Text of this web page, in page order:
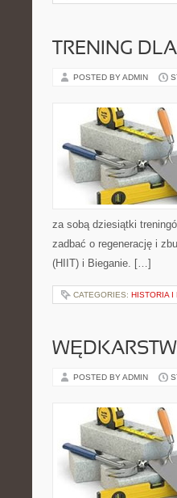
TRENING
POSTED BY ADMIN
za sobą dziesiątki
zadbać o regenerację i
(HIIT) i Bieganie. […]
CATEGORIES: HISTORIA I
POSTED BY ADMIN